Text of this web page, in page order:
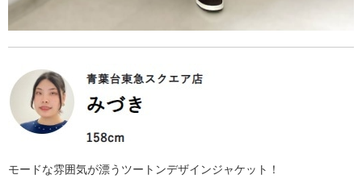
モードな雰囲気が漂うツートンデザインジャケット！